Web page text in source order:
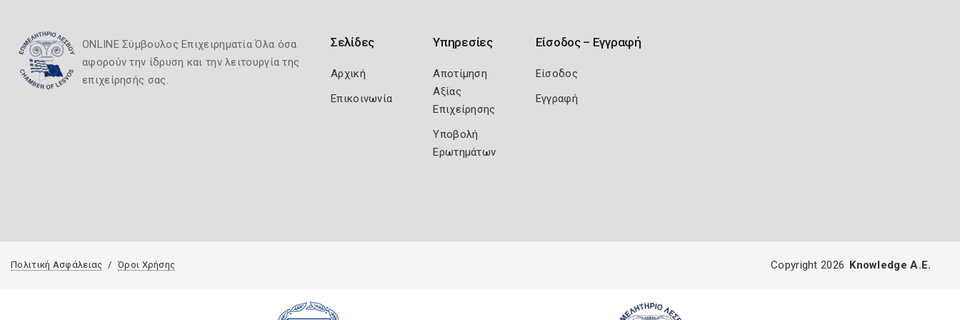
ONLINE Σύμβουλος Επιχειρηματία Όλα όσα
αφορούν την ίδρυση και την λειτουργία της
επιχείρησής σας.
Σελίδες
Αρχική
Επικοινωνία
Υπηρεσίες
Αποτίμηση
Αξίας
Επιχείρησης
Υποβολή
Ερωτημάτων
Είσοδος – Εγγραφή
Είσοδος
Εγγραφή
Πολιτική Ασφάλειας Όροι Χρήσης Copyright 2026 Knowledge A.E.